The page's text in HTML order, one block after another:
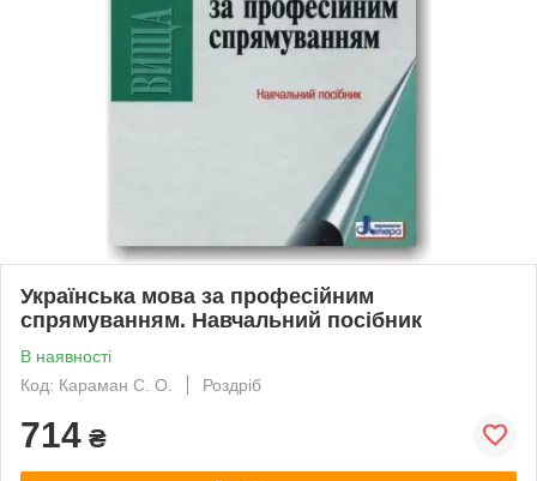
Українська мова за професійним
спрямуванням. Навчальний посібник
В наявності
Код: Караман С. О.
Роздріб
714 ₴